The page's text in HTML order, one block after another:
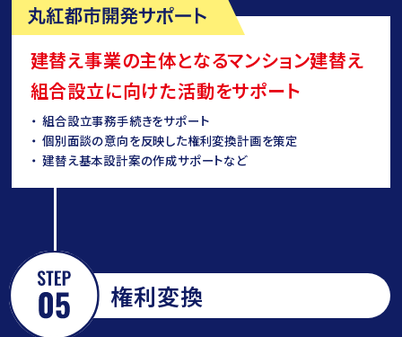
建替え事業の主体となるマンション建替え
組合設立に向けた活動をサポート
組合設立事務手続きをサポート
個別面談の意向を反映した権利変換計画を策定
建替え基本設計案の作成サポートなど
権利変換